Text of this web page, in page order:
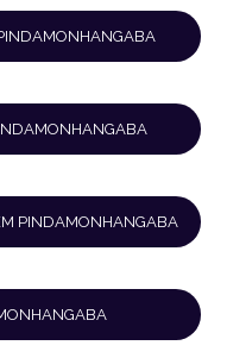
PINDAMONHANGABA